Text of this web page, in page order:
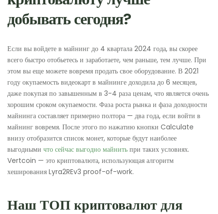
добывать сегодня?
Если вы войдете в майнинг до 4 квартала 2024 года, вы скорее
всего быстро отобьетесь и заработаете, чем раньше, тем лучше. При
этом вы еще можете вовремя продать свое оборудование. В 2021
году окупаемость видеокарт в майнинге доходила до 6 месяцев,
даже покупая по завышенным в 3-4 раза ценам, что является очень
хорошим сроком окупаемости. Фаза роста рынка и фаза доходности
майнинга составляет примерно полтора — два года, если войти в
майнинг вовремя. После этого по нажатию кнопки Calculate
внизу отобразится список монет, которые будут наиболее
выгодными что сейчас выгодно майнить при таких условиях.
Vertcoin — это криптовалюта, использующая алгоритм
хеширования Lyra2REv3 proof-of-work.
Наш ТОП криптовалют для